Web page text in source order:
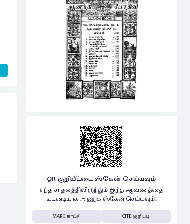
QR குறியீட்டை ஸ்கேன் செய்யவும்
எந்த சாதனத்திலிருந்தும் இந்த ஆவணத்தை
உடனடியாக அணுக ஸ்கேன் செய்யவும்..
MARC காட்சி CITE குறிப்பு